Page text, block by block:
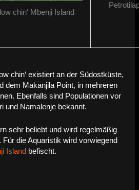
chin‘ Mbenji Island
chin‘ existiert an der Südostküste,
dem Makanjila Point, in mehreren
Ebenfalls sind Populationen vor
und Namalenje bekannt.
sehr beliebt und wird regelmäßig
die Aquaristik wird vorwiegend
Island befischt.